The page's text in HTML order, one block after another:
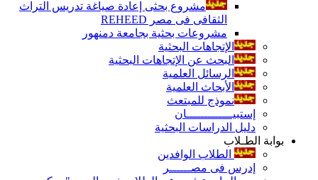
مشروع بحثى إعادة صياغة تدريس التراث
الثقافى فى مصر REHEED
مشروعات بحثية بجامعة دمنهور
الإتجاهات البحثية
البحث عن الإتجاهات البحثية
الرسائل العلمية
الأبحاث العلمية
نموذج للمبتعث
إستبيـــــــــــــان
دليل الدراسات البحثية
بوابة الطـلاب
الطلاب الوافدين
إدرس فى مصــــــر